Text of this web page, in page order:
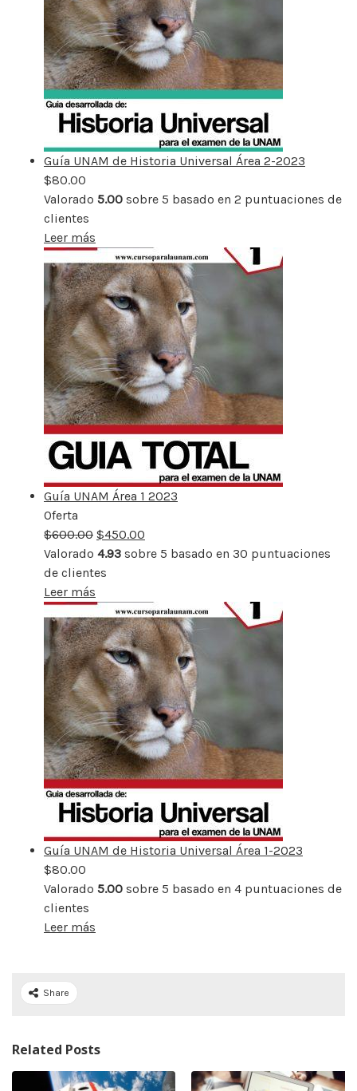
Guía UNAM de Historia Universal Área 2-2023
$80.00
Valorado 5.00 sobre 5 basado en 2 puntuaciones de
clientes
Leer más
Guía UNAM Área 1 2023
Oferta
rebajado
$600.00 $450.00
Valorado 4.93 sobre 5 basado en 30 puntuaciones
de clientes
Leer más
Guía UNAM de Historia Universal Área 1-2023
$80.00
Valorado 5.00 sobre 5 basado en 4 puntuaciones de
clientes
Leer más
Share
Related Posts